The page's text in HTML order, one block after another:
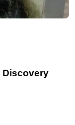
Discovery